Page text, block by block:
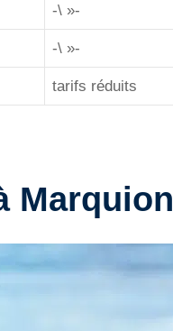
-\ »-
-\ »-
tarifs réduits
Marquion